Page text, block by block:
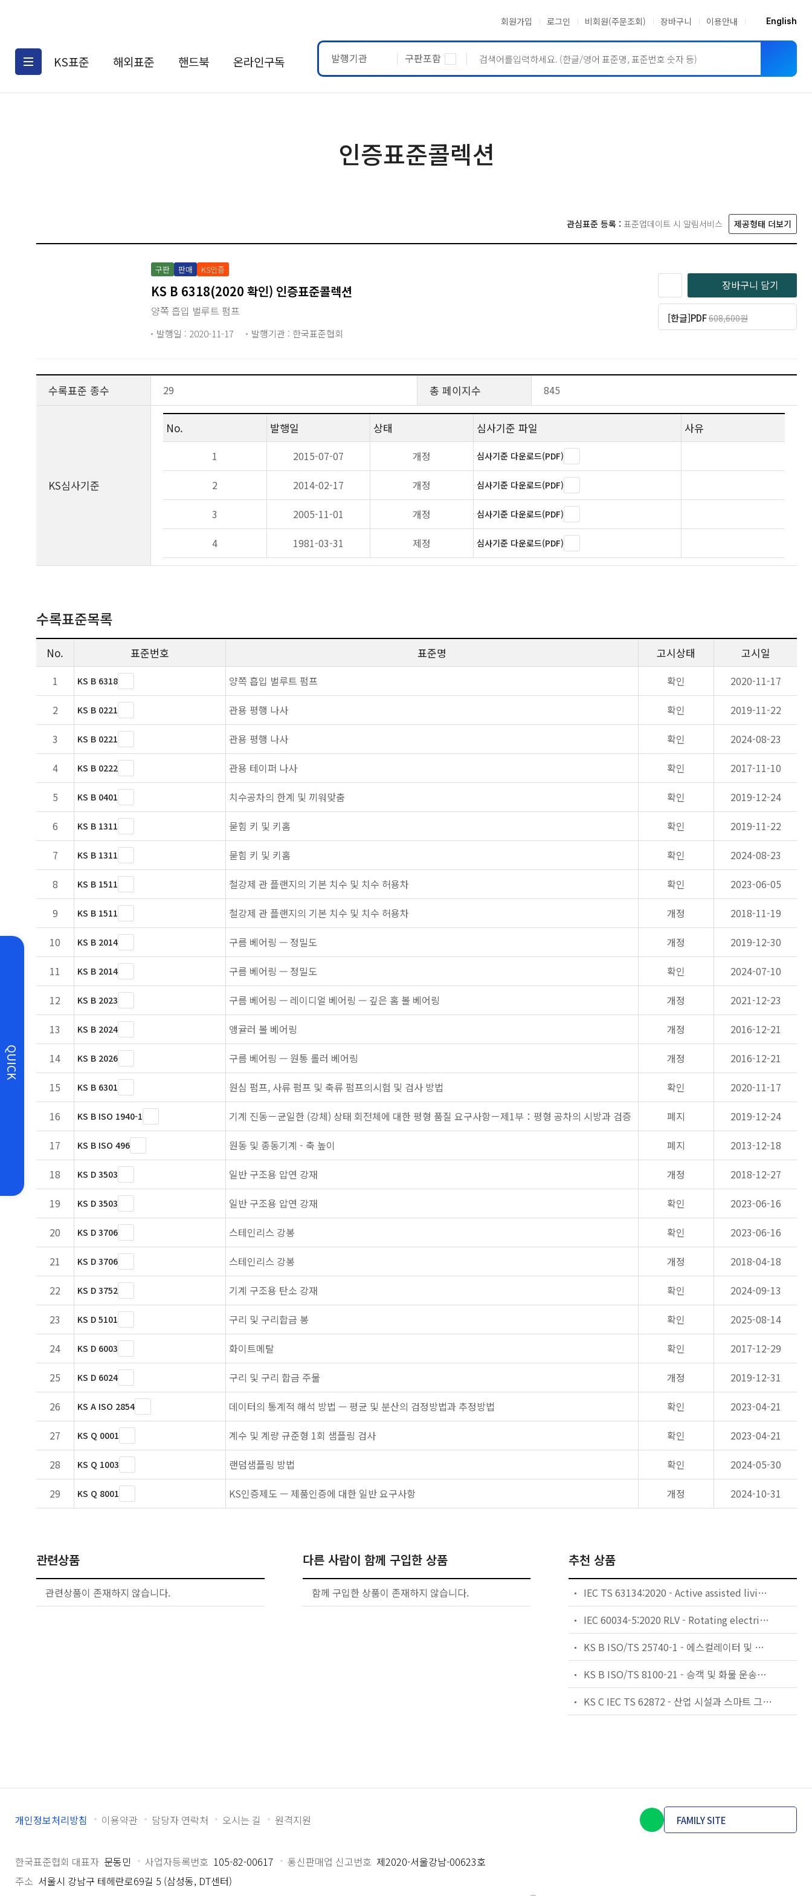
회원가입 로그인 비회원(주문조회) 장바구니 이용안내 English
KS표준 해외표준 핸드북 온라인구독 발행기관 구판포함
QUICK
인증표준콜렉션
관심표준 등록 : 표준업데이트 시 알림서비스 제공형태 더보기
구판 판매 KS인증
KS B 6318(2020 확인) 인증표준콜렉션
양쪽 흡입 벌루트 펌프
발행일 : 2020-11-17 발행기관 : 한국표준협회
장바구니 담기
[한글]PDF608,600원
수록표준 종수 29 총 페이지수 845
KS심사기준
No. 발행일 상태 심사기준 파일 사유
1 2015-07-07 개정 심사기준 다운로드(PDF)
2 2014-02-17 개정 심사기준 다운로드(PDF)
3 2005-11-01 개정 심사기준 다운로드(PDF)
4 1981-03-31 제정 심사기준 다운로드(PDF)
수록표준목록
No. 표준번호 표준명 고시상태 고시일
1 KS B 6318 양쪽 흡입 벌루트 펌프 확인
2020-11-17
2
KS B 0221 관용 평행 나사 확인
2019-11-22
3
KS B 0221 관용 평행 나사 확인
2024-08-23
4
KS B 0222 관용 테이퍼 나사 확인
2017-11-10
5
KS B 0401 치수공차의 한계 및 끼워맞춤 확인
2019-12-24
6
KS B 1311 묻힘 키 및 키홈 확인
2019-11-22
7
KS B 1311 묻힘 키 및 키홈 확인
2024-08-23
8
KS B 1511 철강제 관 플랜지의 기본 치수 및 치수 허용차 확인
2023-06-05
9
KS B 1511 철강제 관 플랜지의 기본 치수 및 치수 허용차 개정
2018-11-19
10
KS B 2014 구름 베어링 — 정밀도 개정
2019-12-30
11
KS B 2014 구름 베어링 — 정밀도 확인
2024-07-10
12
KS B 2023 구름 베어링 — 레이디얼 베어링 — 깊은 홈 볼 베어링 개정
2021-12-23
13
KS B 2024 앵귤러 볼 베어링 개정
2016-12-21
14
KS B 2026 구름 베어링 — 원통 롤러 베어링 개정
2016-12-21
15
KS B 6301 원심 펌프, 사류 펌프 및 축류 펌프의시험 및 검사 방법 확인
2020-11-17
16
KS B ISO 1940-1 기계 진동－균일한 (강체) 상태 회전체에 대한 평형 품질 요구사항－제1부：평형 공차의 시방과 검증 폐지
2019-12-24
17
KS B ISO 496 원동 및 종동기계 - 축 높이 폐지
2013-12-18
18
KS D 3503 일반 구조용 압연 강재 개정
2018-12-27
19
KS D 3503 일반 구조용 압연 강재 확인
2023-06-16
20
KS D 3706 스테인리스 강봉 확인
2023-06-16
21
KS D 3706 스테인리스 강봉 개정
2018-04-18
22
KS D 3752 기계 구조용 탄소 강재 확인
2024-09-13
23
KS D 5101 구리 및 구리합금 봉 확인
2025-08-14
24
KS D 6003 화이트메탈 확인
2017-12-29
25
KS D 6024 구리 및 구리 합금 주물 개정
2019-12-31
26
KS A ISO 2854 데이터의 통계적 해석 방법 — 평균 및 분산의 검정방법과 추정방법 확인
2023-04-21
27
KS Q 0001 계수 및 계량 규준형 1회 샘플링 검사 확인
2023-04-21
28
KS Q 1003 랜덤샘플링 방법 확인
2024-05-30
29
KS Q 8001 KS인증제도 — 제품인증에 대한 일반 요구사항 개정 2024-10-31
관련상품
관련상품이 존재하지 않습니다.
다른 사람이 함께 구입한 상품
함께 구입한 상품이 존재하지 않습니다.
추천 상품
IEC TS 63134:2020 - Active assisted living (AAL) use cases
IEC 60034-5:2020 RLV - Rotating electrical machines - Part 5: Degrees of protection provided by the integral design of rotating electrical machines (IP code) - Classification
KS B ISO/TS 25740-1 - 에스컬레이터 및 무빙워크에 대한 안전요건 — 제1부: 세계공통 필수 안전요건(GESRs)
KS B ISO/TS 8100-21 - 승객 및 화물 운송용 엘리베이터 —제21부: 세계공통 필수안전요건(GESRs)을 충족하는 세계공통 안전 파라미터(GSPs)
KS C IEC TS 62872 - 산업 시설과 스마트 그리드 사이의 산업 공정 측정, 제어 및 자동화 시스템 인터페이스
개인정보처리방침 이용약관 담당자 연락처 오시는 길 원격지원 FAMILY SITE
한국표준협회 대표자 문동민 사업자등록번호 105-82-00617 통신판매업 신고번호 제2020-서울강남-00623호
주소 서울시 강남구 테헤란로69길 5 (삼성동, DT센터)